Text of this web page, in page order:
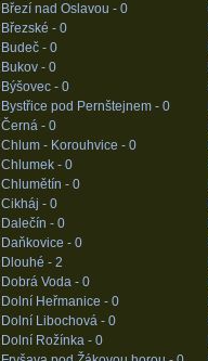
Březí nad Oslavou - 0
Březské - 0
Budeč - 0
Bukov - 0
Býšovec - 0
Bystřice pod Pernštejnem - 0
Černá - 0
Chlum - Korouhvice - 0
Chlumek - 0
Chlumětín - 0
Cikháj - 0
Dalečín - 0
Daňkovice - 0
Dlouhé - 2
Dobrá Voda - 0
Dolní Heřmanice - 0
Dolní Libochová - 0
Dolní Rožínka - 0